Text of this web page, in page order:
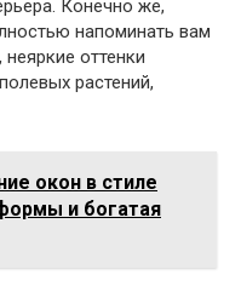
Конечно же,
напоминать вам
оттенки
растений,
окон в стиле
и богатая